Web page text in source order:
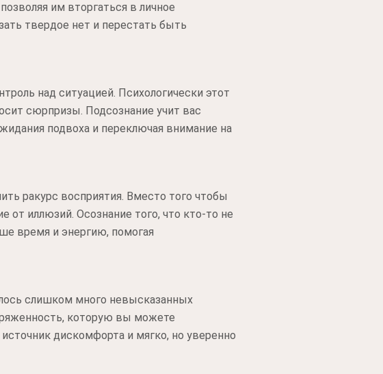
им вторгаться в личное
твердое нет и перестать быть
над ситуацией. Психологически этот
сюрпризы. Подсознание учит вас
подвоха и переключая внимание на
ракурс восприятия. Вместо того чтобы
от иллюзий. Осознание того, что кто-то не
время и энергию, помогая
слишком много невысказанных
которую вы можете
дискомфорта и мягко, но уверенно